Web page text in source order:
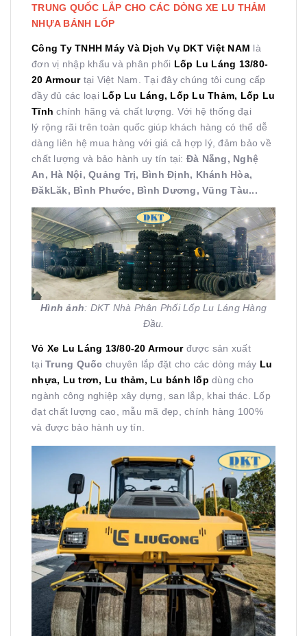
TRUNG QUỐC LẮP CHO CÁC DÒNG XE LU THẢM
NHỰA BÁNH LỐP
Công Ty TNHH Máy Và Dịch Vụ DKT Việt NAM là
đơn vị nhập khẩu và phân phối Lốp Lu Láng 13/80-
20 Armourtại Việt Nam. Tại đây chúng tôi cung cấp
đầy đủ các loại Lốp Lu Láng, Lốp Lu Thảm, Lốp Lu
Tĩnh chính hãng và chất lượng. Với hệ thống đại
lý rộng rãi trên toàn quốc giúp khách hàng có thể dễ
dàng liên hệ mua hàng với giá cả hợp lý, đảm bảo về
chất lượng và bảo hành uy tín tại: Đà Nẵng, Nghệ
An, Hà Nội, Quảng Trị, Bình Định, Khánh Hòa,
ĐăkLăk, Bình Phước, Bình Dương, Vũng Tàu...
Hình ảnh: DKT Nhà Phân Phối Lốp Lu Láng Hàng
Đầu.
Vỏ Xe Lu Láng 13/80-20 Armour được sản xuất
tại Trung Quốc chuyên lắp đặt cho các dòng máy Lu
nhựa, Lu trơn, Lu thảm, Lu bánh lốp dùng cho
ngành công nghiệp xây dựng, san lắp, khai thác. Lốp
đạt chất lượng cao, mẫu mã đẹp, chính hàng 100%
và được bảo hành uy tín.